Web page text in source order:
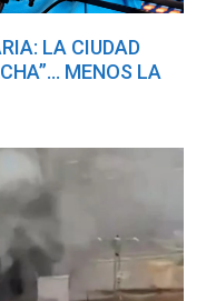
LA CIUDAD
MENOS LA